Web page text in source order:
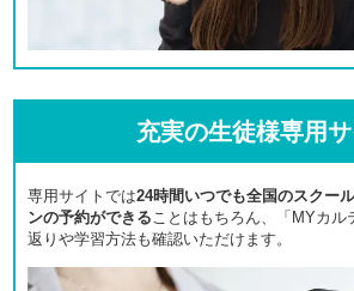
充実の生徒様専用
専用サイトでは24時間いつでも全国のスクー
ンの予約ができることはもちろん、「MYカル
返りや学習方法も確認いただけます。